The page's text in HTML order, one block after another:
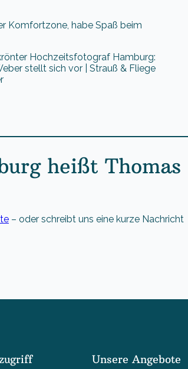
Komfortzone, habe Spaß beim
heißt Thomas
– oder schreibt uns eine kurze Nachricht
Unsere Angebote